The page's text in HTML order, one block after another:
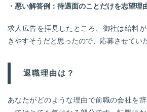
・悪い解答例：待遇面のことだけを志望理
求人広告を拝見したところ、御社は給料
きやすそうだと思ったので、応募させてい
退職理由は？
あなたがどのような理由で前職の会社を